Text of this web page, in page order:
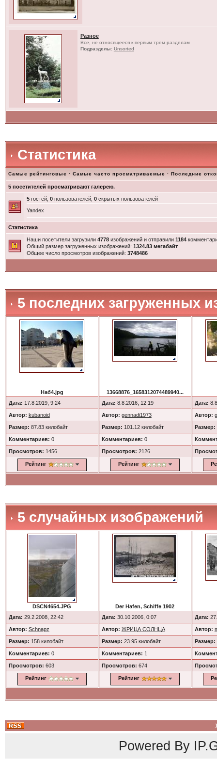
Разное
Все, не относящееся к первым трем разделам
Подразделы: Unsorted
Статистика
Самые рейтинговые · Самые часто просматриваемые · Последние
5 посетителей просматривают галерею.
5гостей, 0пользователей, 0скрытых пользователей
Yandex
Статистика
Наши посетители загрузили 4778изображений и отправили 1184
Общий размер загруженных изображений: 1324.83 мегабайт
Общее число просмотров изображений: 3748486
5 последних загруженных
Наб4.jpg
Дата: 17.8.2019, 9:24
Автор: kubanoid
Размер: 87.83 килобайт
Комментариев: 0
Просмотров: 1456
Рейтинг
13668876_1658312074489940...
Дата: 8.8.2016, 12:19
Автор: gennadi1973
Размер: 101.12 килобайт
Комментариев: 0
Просмотров: 2126
Рейтинг
Дата:
Автор:
Размер:
5 случайных изображений
DSCN4654.JPG
Дата: 29.2.2008, 22:42
Автор: Schnapz
Размер: 158 килобайт
Комментариев: 0
Просмотров: 603
Рейтинг
Der Hafen, Schiffe 1902
Дата: 30.10.2006, 0:07
Автор: ЖРИЦА СОЛНЦА
Размер: 23.95 килобайт
Комментариев: 1
Просмотров: 674
Рейтинг
Дата:
Автор:
Размер:
Powered By